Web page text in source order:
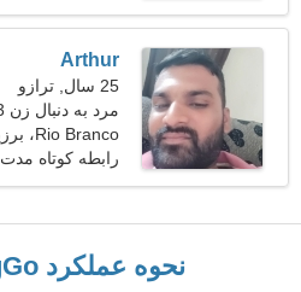
Arthur
25 سال, ترازو
مرد به دنبال زن 23-29
Rio Branco، برزیل
رابطه کوتاه مدت
نحوه عملکرد BraDatingGo